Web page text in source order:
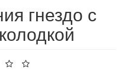
гнездо с